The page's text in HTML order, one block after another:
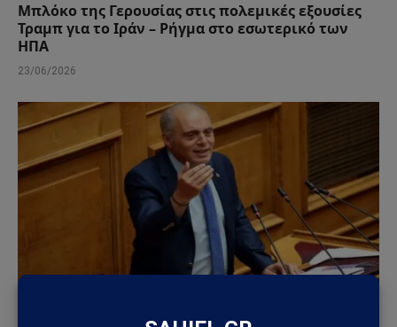
Μπλόκο της Γερουσίας στις πολεμικές εξουσίες
Τραμπ για το Ιράν – Ρήγμα στο εσωτερικό των
ΗΠΑ
23/06/2026